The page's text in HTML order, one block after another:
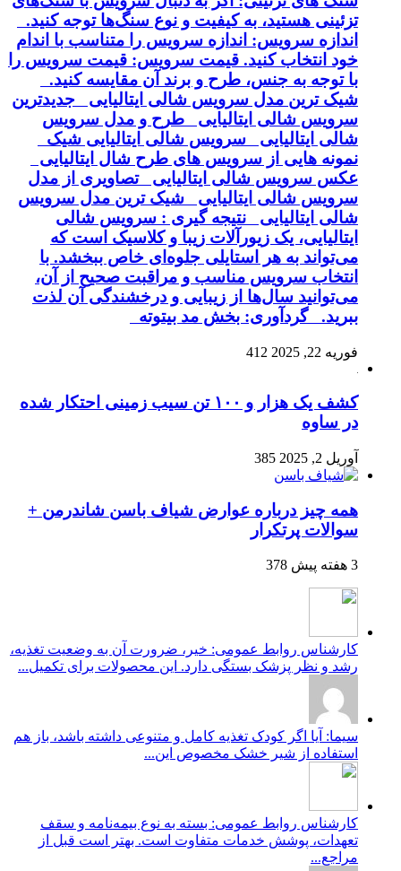
تزئینی هستید، به کیفیت و نوع سنگ‌ها توجه کنید.
اندازه سرویس: اندازه سرویس را متناسب با اندام
خود انتخاب کنید. قیمت سرویس: قیمت سرویس را
با توجه به جنس، طرح و برند آن مقایسه کنید.
شیک ترین مدل سرویس شالی ایتالیایی جدیدترین
سرویس شالی ایتالیایی طرح و مدل سرویس
شالی ایتالیایی سرویس شالی ایتالیایی شیک
نمونه هایی از سرویس های طرح شال ایتالیایی
عکس سرویس شالی ایتالیایی تصاویری از مدل
سرویس شالی ایتالیایی شیک ترین مدل سرویس
شالی ایتالیایی نتیجه گیری : سرویس شالی
ایتالیایی، یک زیورآلات زیبا و کلاسیک است که
می‌تواند به هر استایلی جلوه‌ای خاص ببخشد. با
انتخاب سرویس مناسب و مراقبت صحیح از آن،
می‌توانید سال‌ها از زیبایی و درخشندگی آن لذت
ببرید. گردآوری: بخش مد بیتوته
فوریه 22, 2025 412
کشف یک هزار و ۱۰۰ تن سیب زمینی احتکار شده
در ساوه
آوریل 2, 2025 385
همه چیز درباره عوارض شیاف باسن شاندرمن +
سوالات پرتکرار
3 هفته پیش 378
کارشناس روابط عمومی: خیر، ضرورت آن به وضعیت تغذیه،
رشد و نظر پزشک بستگی دارد. این محصولات برای تکمیل...
سیما: آیا اگر کودک تغذیه کامل و متنوعی داشته باشد، باز هم
استفاده از شیر خشک مخصوص این...
کارشناس روابط عمومی: بسته به نوع بیمه‌نامه و سقف
تعهدات، پوشش خدمات متفاوت است. بهتر است قبل از
مراجع...